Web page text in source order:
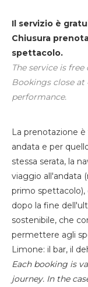
Il servizio è
Chiusura
spettacolo.
The service is
Bookings close at
performance.
La prenotazione
andata e per
stessa serata, la
viaggio all'andata
primo spettacolo),
dopo la fine
sostenibile, che
permettere agli
Limone: il bar, il
Each booking is
journey. In the